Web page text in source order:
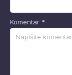
Komentar *